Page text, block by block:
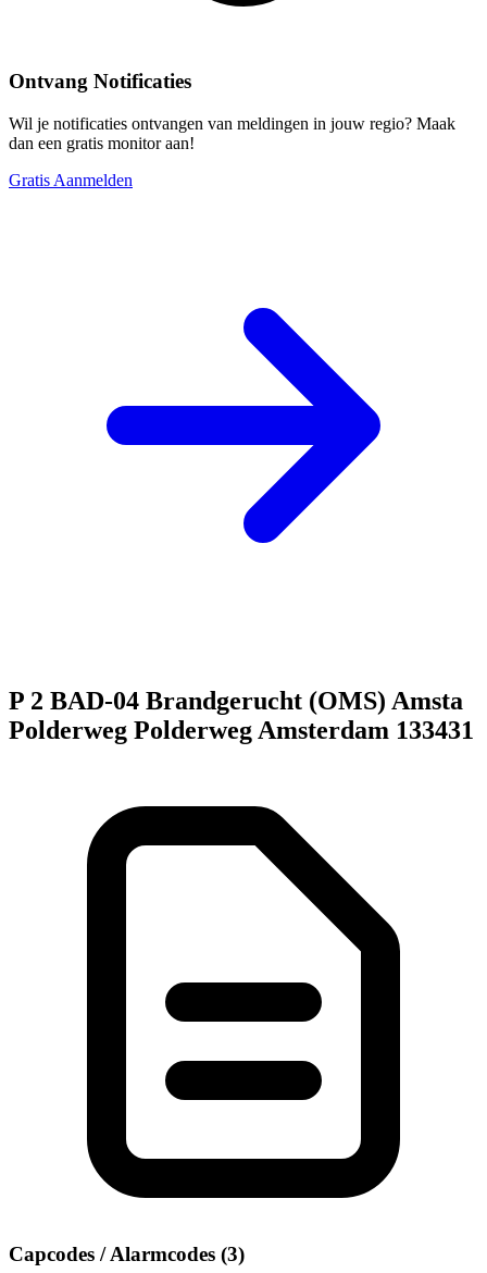
Ontvang Notificaties
Wil je notificaties ontvangen van meldingen in jouw regio? Maak
dan een gratis monitor aan!
Gratis Aanmelden
P 2 BAD-04 Brandgerucht (OMS) Amsta
Polderweg Polderweg Amsterdam 133431
Capcodes / Alarmcodes (3)